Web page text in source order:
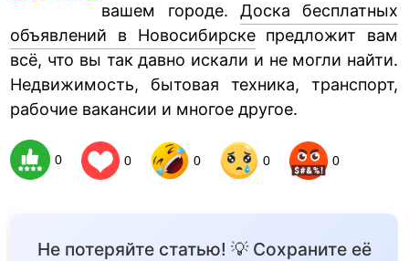
вашем городе. Доска бесплатных
объявлений в Новосибирскепредложит вам
всё, что вы так давно искали и не могли найти.
Недвижимость, бытовая техника, транспорт,
рабочие вакансии и многое другое.
0 0 0 0 0
Не потеряйте статью! 💡 Сохраните её